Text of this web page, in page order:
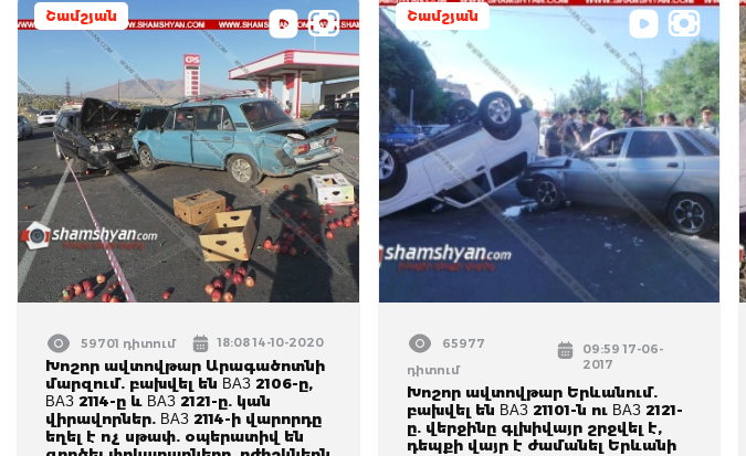
Շամշյան
59701 դիտում 18:08 14-10-2020
Խոշոր ավտովթար Արագածոտնի
մարզում. բախվել են ВАЗ 2106-ը,
ВАЗ 2114-ը և ВАЗ 2121-ը. կան
վիրավորներ. ВАЗ 2114-ի վարորդը
եղել է ոչ սթափ. օպերատիվ են
Շամշյան
65977
դիտում
09:59 17-06-
2017
Խոշոր ավտովթար Երևանում.
բախվել են ВАЗ 21101-ն ու ВАЗ 2121-
ը. վերջինը գլխիվայր շրջվել է,
դեպքի վայր է ժամանել Երևանի